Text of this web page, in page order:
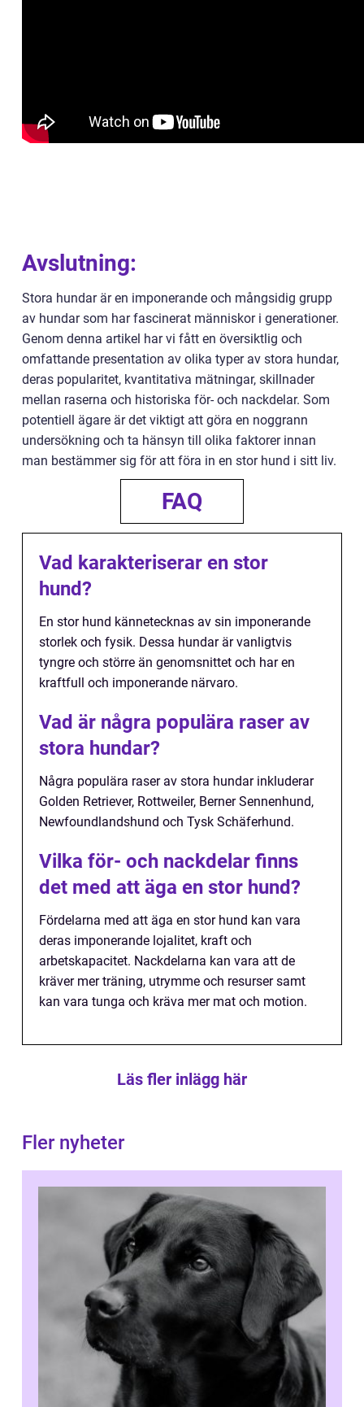
Avslutning:
Stora hundar är en imponerande och mångsidig grupp
av hundar som har fascinerat människor i generationer.
Genom denna artikel har vi fått en översiktlig och
omfattande presentation av olika typer av stora hundar,
deras popularitet, kvantitativa mätningar, skillnader
mellan raserna och historiska för- och nackdelar. Som
potentiell ägare är det viktigt att göra en noggrann
undersökning och ta hänsyn till olika faktorer innan
man bestämmer sig för att föra in en stor hund i sitt liv.
FAQ
Vad karakteriserar en stor
hund?
En stor hund kännetecknas av sin imponerande
storlek och fysik. Dessa hundar är vanligtvis
tyngre och större än genomsnittet och har en
kraftfull och imponerande närvaro.
Vad är några populära raser av
stora hundar?
Några populära raser av stora hundar inkluderar
Golden Retriever, Rottweiler, Berner Sennenhund,
Newfoundlandshund och Tysk Schäferhund.
Vilka för- och nackdelar finns
det med att äga en stor hund?
Fördelarna med att äga en stor hund kan vara
deras imponerande lojalitet, kraft och
arbetskapacitet. Nackdelarna kan vara att de
kräver mer träning, utrymme och resurser samt
kan vara tunga och kräva mer mat och motion.
Läs fler inlägg här
Fler nyheter